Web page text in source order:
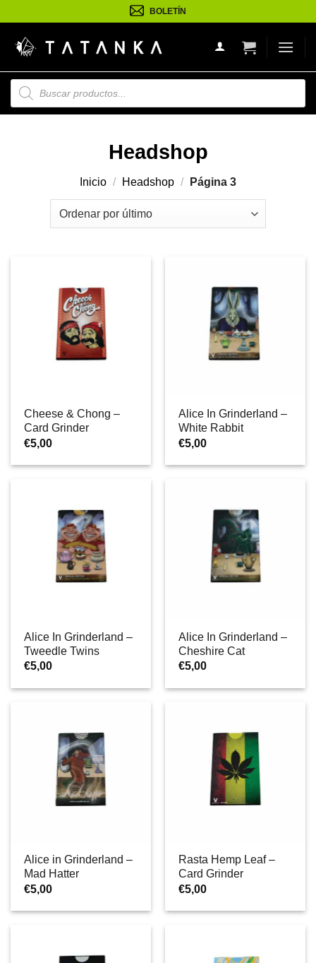
al
contenido
BOLETÍN
Búsqueda
de
productos
Headshop
Inicio / Headshop / Página 3
Cheese & Chong –
Card Grinder
€5,00
Alice In Grinderland –
White Rabbit
€5,00
Alice In Grinderland –
Tweedle Twins
€5,00
Alice In Grinderland –
Cheshire Cat
€5,00
Alice in Grinderland –
Mad Hatter
€5,00
Rasta Hemp Leaf –
Card Grinder
€5,00